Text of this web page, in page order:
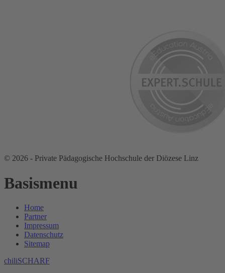
© 2026 - Private Pädagogische Hochschule der Diözese Linz
Basismenu
Home
Partner
Impressum
Datenschutz
Sitemap
chiliSCHARF